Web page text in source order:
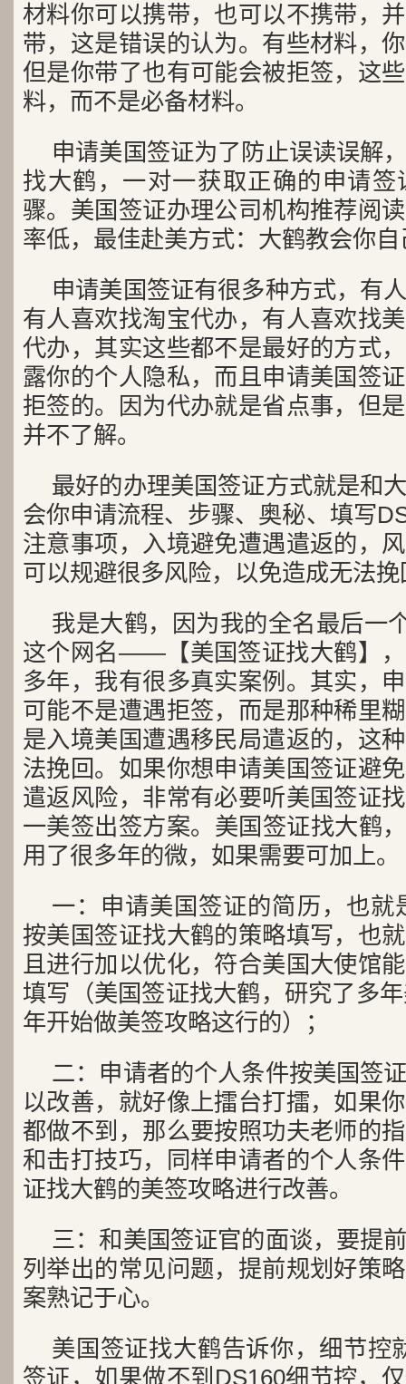
材料你可以携带，也可以不携带，
带，这是错误的认为。有些材料，
但是你带了也有可能会被拒签，这
料，而不是必备材料。
申请美国签证为了防止误读误解
找大鹤，一对一获取正确的申请
骤。美国签证办理公司机构推荐阅
率低，最佳赴美方式：大鹤教会你
申请美国签证有很多种方式，有
有人喜欢找淘宝代办，有人喜欢找
代办，其实这些都不是最好的方式
露你的个人隐私，而且申请美国签
拒签的。因为代办就是省点事，但
并不了解。
最好的办理美国签证方式就是和
会你申请流程、步骤、奥秘、填写
注意事项，入境避免遭遇遣返的，
可以规避很多风险，以免造成无法
我是大鹤，因为我的全名最后一
这个网名——【美国签证找大鹤】
多年，我有很多真实案例。其实，
可能不是遭遇拒签，而是那种稀里
是入境美国遭遇移民局遣返的，这
法挽回。如果你想申请美国签证避
遣返风险，非常有必要听美国签证
一美签出签方案。美国签证找大鹤
用了很多年的微，如果需要可加上。
一：申请美国签证的简历，也就
按美国签证找大鹤的策略填写，也
且进行加以优化，符合美国大使馆
填写（美国签证找大鹤，研究了多
年开始做美签攻略这行的）；
二：申请者的个人条件按美国签
以改善，就好像上擂台打擂，如果
都做不到，那么要按照功夫老师的
和击打技巧，同样申请者的个人条
证找大鹤的美签攻略进行改善。
三：和美国签证官的面谈，要提
列举出的常见问题，提前规划好策
案熟记于心。
美国签证找大鹤告诉你，细节控
签证，如果做不到DS160细节控，